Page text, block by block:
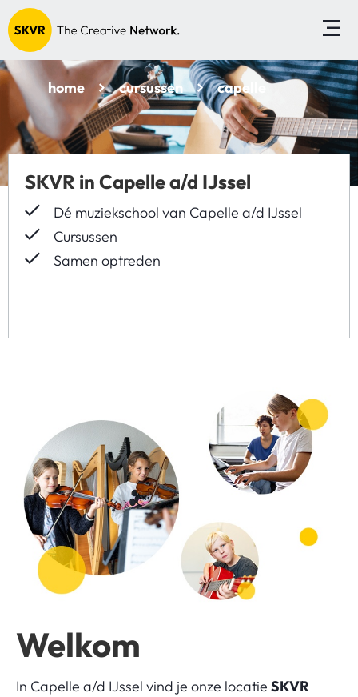
home cursussen capelle
SKVR in Capelle a/d IJssel
Dé muziekschool van Capelle a/d IJssel
Cursussen
Samen optreden
Welkom
In Capelle a/d IJssel vind je onze locatie SKVR